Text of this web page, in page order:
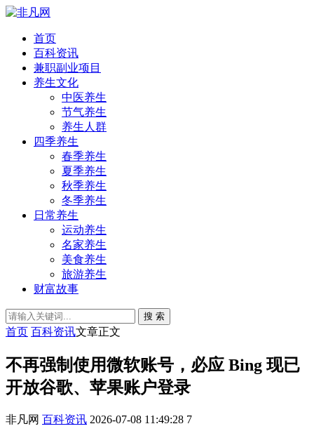
首页
百科资讯
兼职副业项目
养生文化
中医养生
节气养生
养生人群
四季养生
春季养生
夏季养生
秋季养生
冬季养生
日常养生
运动养生
名家养生
美食养生
旅游养生
财富故事
搜 索
首页 百科资讯文章正文
不再强制使用微软账号，必应 Bing 现已
开放谷歌、苹果账户登录
非凡网 百科资讯 2026-07-08 11:49:28 7